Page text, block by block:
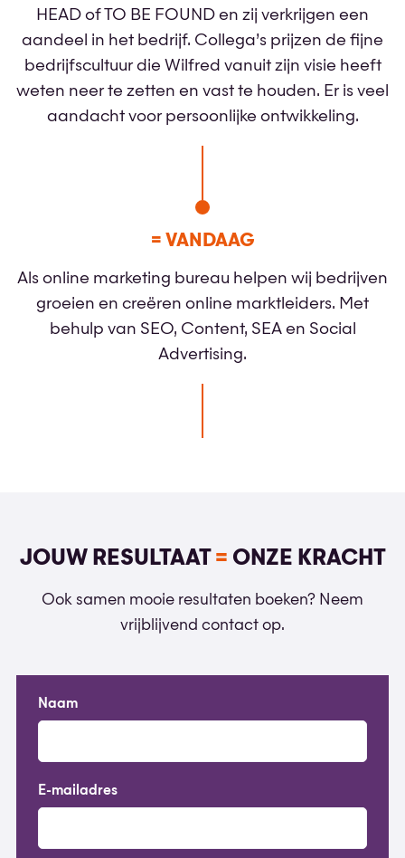
HEAD of TO BE FOUND en zij verkrijgen een
aandeel in het bedrijf. Collega’s prijzen de fijne
bedrijfscultuur die Wilfred vanuit zijn visie heeft
weten neer te zetten en vast te houden. Er is veel
aandacht voor persoonlijke ontwikkeling.
= VANDAAG
Als online marketing bureau helpen wij bedrijven
groeien en creëren online marktleiders. Met
behulp van SEO, Content, SEA en Social
Advertising.
JOUW RESULTAAT = ONZE KRACHT
Ook samen mooie resultaten boeken? Neem
vrijblijvend contact op.
Naam
E-mailadres